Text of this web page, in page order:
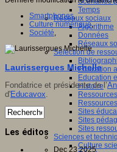
Temps
Réseaux sociaux
Algorithme
Données
Réseaux
Sélection de
Education
Education
Histoire
Sites
Sites
Sites
Sciences et
Culture
Smartphones,
Culture numérique,
Société,
Laurissergues Michelle
Fondatrice et présidente de l’
d'Educavox.
Les éditos
Dec 23 2025